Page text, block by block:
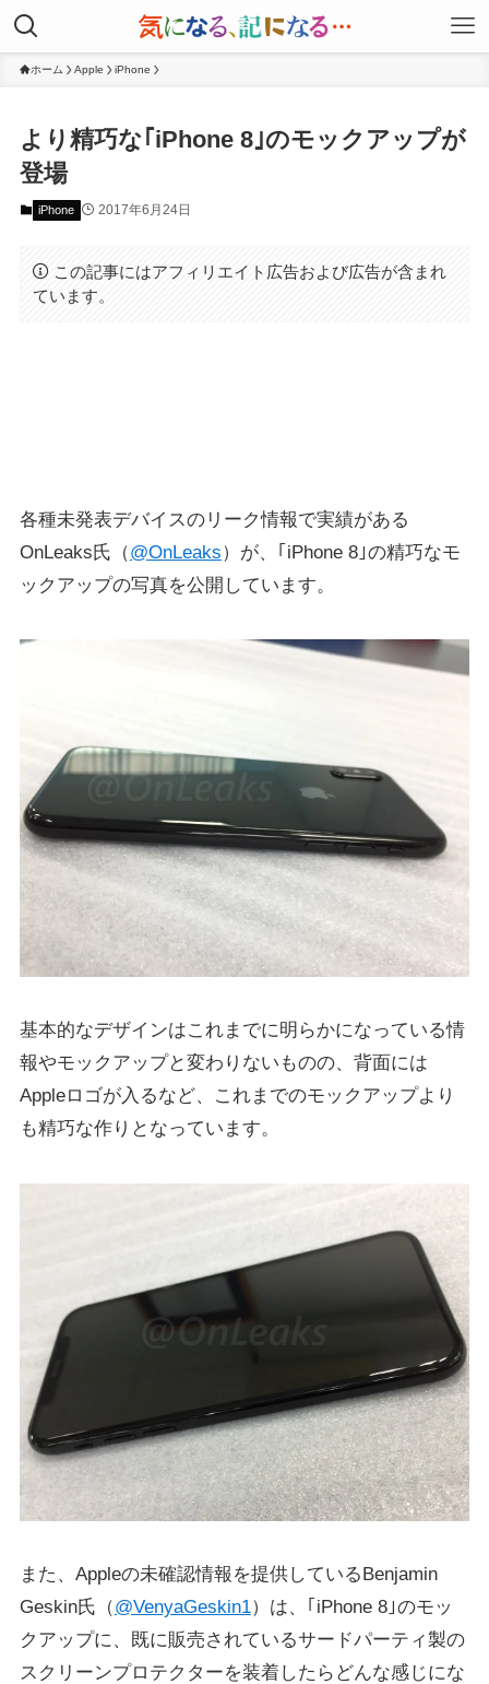
ホーム Apple iPhone
より精巧な｢iPhone 8｣のモックアップが
登場
iPhone 2017年6月24日
この記事にはアフィリエイト広告および広告が含まれ
ています。
各種未発表デバイスのリーク情報で実績がある
OnLeaks氏（@OnLeaks）が、｢iPhone 8｣の精巧なモ
ックアップの写真を公開しています。
基本的なデザインはこれまでに明らかになっている情
報やモックアップと変わりないものの、背面には
Appleロゴが入るなど、これまでのモックアップより
も精巧な作りとなっています。
また、Appleの未確認情報を提供しているBenjamin
Geskin‏氏（@VenyaGeskin1）は、｢iPhone 8｣のモッ
クアップに、既に販売されているサードパーティ製の
スクリーンプロテクターを装着したらどんな感じにな